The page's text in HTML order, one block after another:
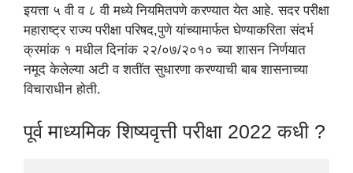
इयत्ता ५ वी व ८ वी मध्ये नियमितपणे करण्यात येत आहे. सदर परीक्षा
महाराष्ट्र राज्य परीक्षा परिषद,पुणे यांच्यामार्फत घेण्याकरिता संदर्भ
क्रमांक १ मधील दिनांक २२/०७/२०१० च्या शासन निर्णयात
नमूद केलेल्या अटी व शतींत सुधारणा करण्याची बाब शासनाच्या
विचाराधीन होती.
पूर्व माध्यमिक शिष्यवृत्ती परीक्षा 2022 कधी ?